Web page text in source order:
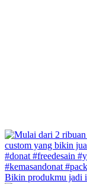
Bikin produkmu jadi